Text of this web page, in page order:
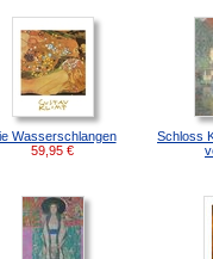
Wasserschlangen
59,95 €
Schloss